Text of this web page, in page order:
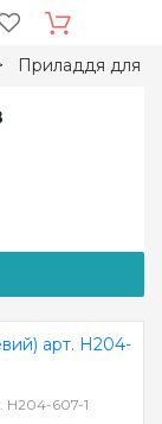
Приладдя для
607-1